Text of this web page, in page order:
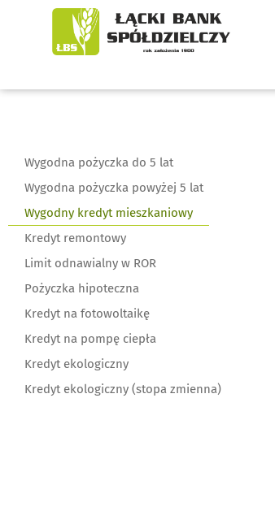
Wygodna pożyczka do 5 lat
Wygodna pożyczka powyżej 5 lat
Wygodny kredyt mieszkaniowy
Kredyt remontowy
Limit odnawialny w ROR
Pożyczka hipoteczna
Kredyt na fotowoltaikę
Kredyt na pompę ciepła
Kredyt ekologiczny
Kredyt ekologiczny (stopa zmienna)